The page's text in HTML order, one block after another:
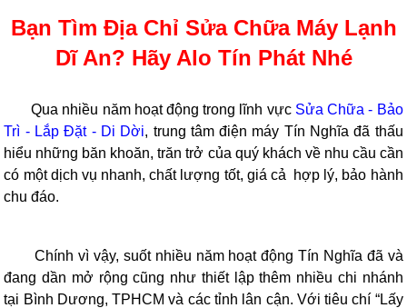
Bạn Tìm Địa Chỉ Sửa Chữa Máy Lạnh
Dĩ An? Hãy Alo Tín Phát Nhé
Qua nhiều năm hoạt động trong lĩnh vực Sửa Chữa - Bảo
Trì - Lắp Đặt - Di Dời, trung tâm điện máy Tín Nghĩa đã thấu
hiểu những băn khoăn, trăn trở của quý khách về nhu cầu cần
có một dịch vụ nhanh, chất lượng tốt, giá cả hợp lý, bảo hành
chu đáo.
Chính vì vậy, suốt nhiều năm hoạt động Tín Nghĩa đã và
đang dần mở rộng cũng như thiết lập thêm nhiều chi nhánh
tại Bình Dương, TPHCM và các tỉnh lân cận. Với tiêu chí “Lấy